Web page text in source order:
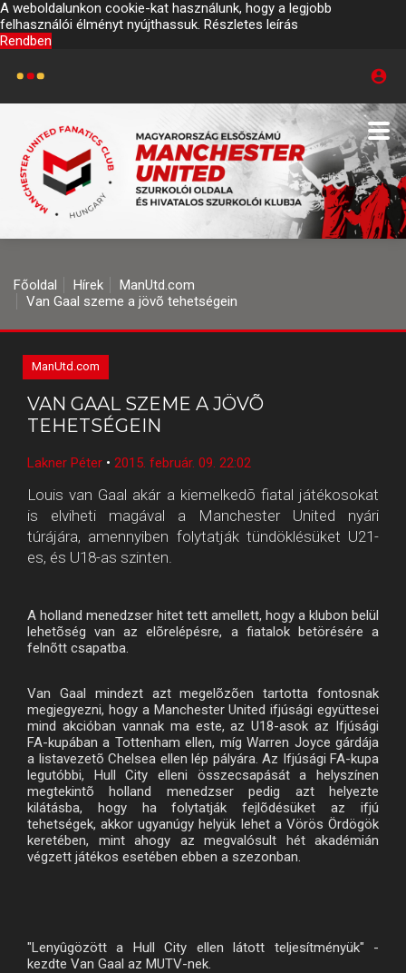
A weboldalunkon cookie-kat használunk, hogy a legjobb
felhasználói élményt nyújthassuk. Részletes leírás
Rendben
Főoldal Hírek
ManUtd.com
Van Gaal szeme a jövõ tehetségein
ManUtd.com
VAN GAAL SZEME A JÖVÕ
TEHETSÉGEIN
Lakner Péter • 2015. február. 09. 22:02
Louis van Gaal akár a kiemelkedõ fiatal játékosokat
is elviheti magával a Manchester United nyári
túrájára, amennyiben folytatják tündöklésüket U21-
es, és U18-as szinten.
A holland menedzser hitet tett amellett, hogy a klubon belül
lehetõség van az elõrelépésre, a fiatalok betörésére a
felnõtt csapatba.
Van Gaal mindezt azt megelõzõen tartotta fontosnak
megjegyezni, hogy a Manchester United ifjúsági együttesei
mind akcióban vannak ma este, az U18-asok az Ifjúsági
FA-kupában a Tottenham ellen, míg Warren Joyce gárdája
a listavezetõ Chelsea ellen lép pályára. Az Ifjúsági FA-kupa
legutóbbi, Hull City elleni összecsapását a helyszínen
megtekintõ holland menedzser pedig azt helyezte
kilátásba, hogy ha folytatják fejlõdésüket az ifjú
tehetségek, akkor ugyanúgy helyük lehet a Vörös Ördögök
keretében, mint ahogy az megvalósult hét akadémián
végzett játékos esetében ebben a szezonban.
"Lenyûgözött a Hull City ellen látott teljesítményük" -
kezdte Van Gaal az MUTV-nek.